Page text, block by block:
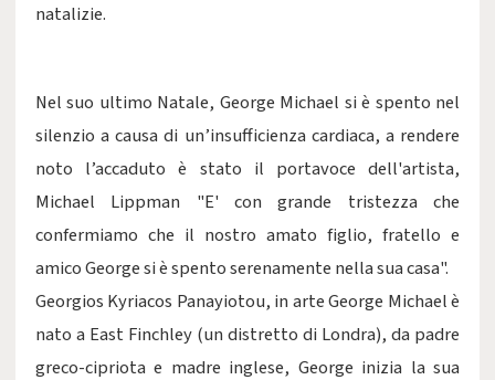
natalizie.
Nel suo ultimo Natale, George Michael si è spento nel
silenzio a causa di un’insufficienza cardiaca, a rendere
noto l’accaduto è stato il portavoce dell'artista,
Michael Lippman "E' con grande tristezza che
confermiamo che il nostro amato figlio, fratello e
amico George si è spento serenamente nella sua casa".
Georgios Kyriacos Panayiotou, in arte George Michael è
nato a East Finchley (un distretto di Londra), da padre
greco-cipriota e madre inglese, George inizia la sua